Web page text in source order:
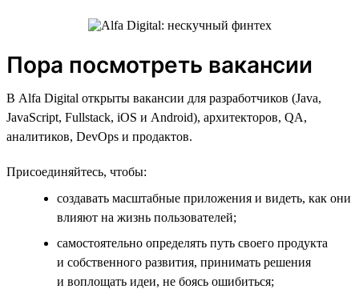
Пора посмотреть вакансии
В Alfa Digital открыты вакансии для разработчиков (Java,
JavaScript, Fullstack, iOS и Android), архитекторов, QA,
аналитиков, DevOps и продактов.
Присоединяйтесь, чтобы:
создавать масштабные приложения и видеть, как они
влияют на жизнь пользователей;
самостоятельно определять путь своего продукта
и собственного развития, принимать решения
и воплощать идеи, не боясь ошибиться;